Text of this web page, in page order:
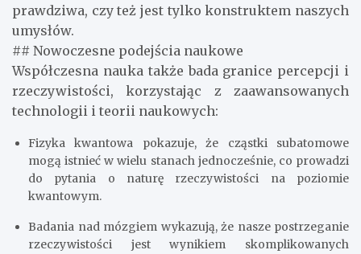
prawdziwa, czy też jest tylko konstruktem naszych
umysłów.
## Nowoczesne podejścia naukowe
Współczesna nauka także bada granice percepcji i
rzeczywistości, korzystając z zaawansowanych
technologii i teorii naukowych:
Fizyka kwantowa pokazuje, że cząstki subatomowe
mogą istnieć w wielu stanach jednocześnie, co prowadzi
do pytania o naturę rzeczywistości na poziomie
kwantowym.
Badania nad mózgiem wykazują, że nasze postrzeganie
rzeczywistości jest wynikiem skomplikowanych